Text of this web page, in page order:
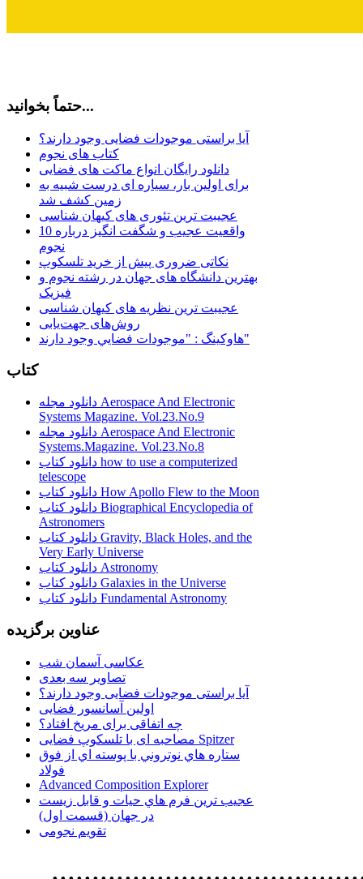
حتماً بخوانید...
آیا براستی موجودات فضایی وجود دارند؟
کتاب های نجوم
دانلود رایگان انواع ماکت های فضایی
برای اولین بار، سیاره ای درست شبیه به
زمین کشف شد
عجیبت ترین تئوری های کیهان شناسی
10 واقعیت عجیب و شگفت انگیز درباره
نجوم
نکاتی ضروری پیش از خرید تلسکوپ
بهترین دانشگاه های جهان در رشته نجوم و
فیزیک
عجیبت ترین نظریه های کیهان شناسی
روش‌های جهت‌یابی
هاوكينگ : "موجودات فضايي وجود دارند"
کتاب
دانلود مجله Aerospace And Electronic
Systems Magazine. Vol.23.No.9
دانلود مجله Aerospace And Electronic
Systems.Magazine. Vol.23.No.8
دانلود کتاب how to use a computerized
telescope
دانلود کتاب How Apollo Flew to the Moon
دانلود کتاب Biographical Encyclopedia of
Astronomers
دانلود کتاب Gravity, Black Holes, and the
Very Early Universe
دانلود کتاب Astronomy
دانلود کتاب Galaxies in the Universe
دانلود کتاب Fundamental Astronomy
عناوین برگزیده
عکاسی آسمان شب
تصاویر سه بعدی
آیا براستی موجودات فضایی وجود دارند؟
اولین آسانسور فضایی
چه اتفاقی برای مریخ افتاد؟
مصاحبه ای با تلسکوپ فضایی Spitzer
ستاره هاي نوتروني با پوسته اي از فوق
فولاد
Advanced Composition Explorer
عجیب ترین فرم هاي حيات و قابل زيست
در جهان (قسمت اول)
تقویم نجومی
استفاده از